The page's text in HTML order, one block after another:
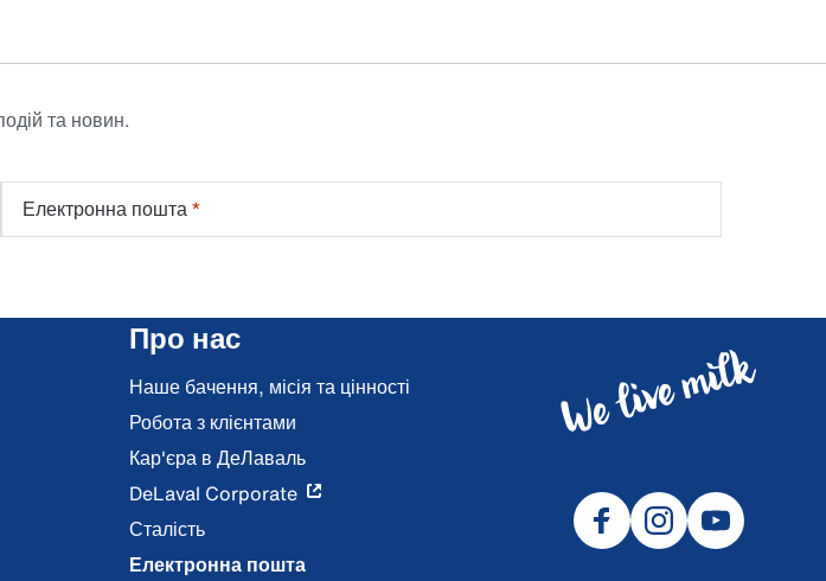
та новин.
Електронна пошта*
Про нас
Наше бачення, місія та цінності
Робота з клієнтами
Кар'єра в ДеЛаваль
DeLaval Corporate
Сталість
Електронна пошта